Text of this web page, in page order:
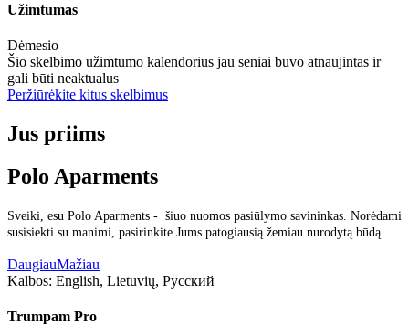
Užimtumas
Dėmesio
Šio skelbimo užimtumo kalendorius jau seniai buvo atnaujintas ir
gali būti neaktualus
Peržiūrėkite kitus skelbimus
Jus priims
Polo Aparments
Sveiki, esu Polo Aparments - šiuo nuomos pasiūlymo savininkas. Norėdami
susisiekti su manimi, pasirinkite Jums patogiausią žemiau nurodytą būdą.
DaugiauMažiau
Kalbos: English, Lietuvių, Русский
Trumpam Pro